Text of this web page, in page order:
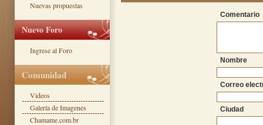
Comentario
Nombre
Correo
Ciudad
Nuevas propuestas
Nuevo Foro
Ingrese al Foro
Comunidad
Videos
Galería de Imagenes
Chamame.com.br